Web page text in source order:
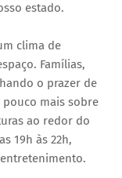
estado.
clima de
Famílias,
o prazer de
mais sobre
ao redor do
19h às 22h,